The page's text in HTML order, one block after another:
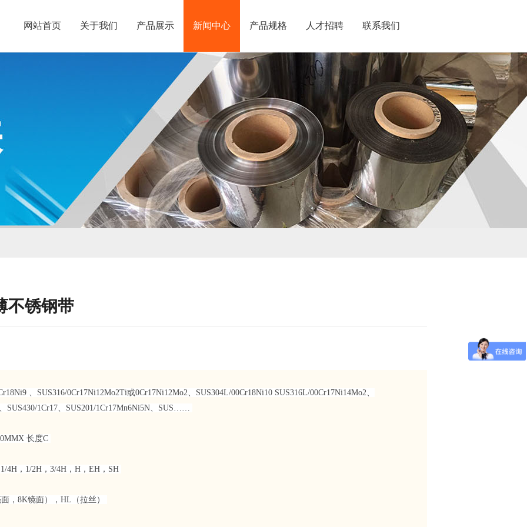
网站首页 关于我们 产品展示 新闻中心 产品规格 人才招聘 联系我们
不锈钢带
、SUS316/0Cr17Ni12Mo2Ti或0Cr17Ni12Mo2、SUS304L/00Cr18Ni10 SUS316L/00Cr17Ni14Mo2、
SUS430/1Cr17、SUS201/1Cr17Mn6Ni5N、SUS……
长度C
4H，1/2H，3/4H，H，EH，SH
，8K镜面），HL（拉丝）